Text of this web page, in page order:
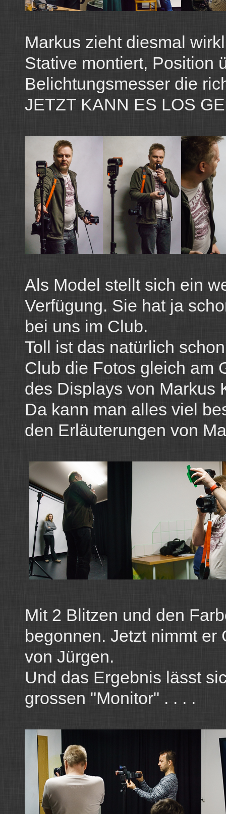
Markus zieht diesmal
Stative montiert, Position
Belichtungsmesser die
JETZT KANN ES LOS
Als Model stellt sich ein
Verfügung. Sie hat ja
bei uns im Club.
Toll ist das natürlich
Club die Fotos gleich am
des Displays von Markus
Da kann man alles viel
den Erläuterungen von
Mit 2 Blitzen und den
begonnen. Jetzt nimmt
von Jürgen.
Und das Ergebnis lässt
grossen "Monitor" . . . .